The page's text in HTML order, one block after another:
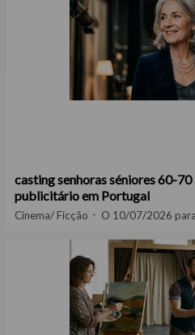
casting senhoras séniores 60-70
publicitário em Portugal
Cinema/ Ficção O 10/07/2026